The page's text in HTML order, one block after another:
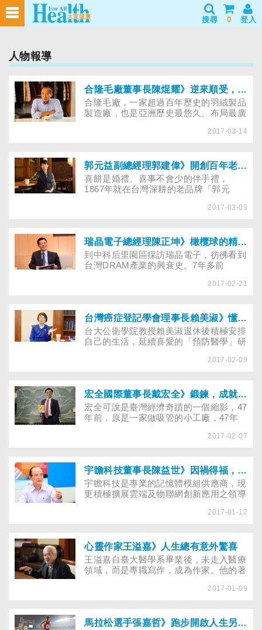
搜尋 0 登入
人物報導
合隆毛廠董事長陳焜耀》逆來順受，有捨才能有得！
合隆毛廠，一家超過百年歷史的羽絨製品
製造廠，也是亞洲歷史最悠久、布局最廣
隆毛廠卻曾因分家，客戶大量流失，導致
有夕陽腦袋，為這個產業求創新突破，終
於找到羽絨產業的一片天……
2017-03-14
郭元益副總經理郭建偉》開創百年老店的新頁
喜餅是婚禮、喜事不會少的伴手禮，
1867年就在台灣深耕的老品牌「郭元
年「郭元益」也在轉型，不只留著喜餅的
「老手藝」等舊印象，其實近年來郭元益
已逐漸轉型，在既有的古風中加入新潮的
元素，讓傳統跟新意同時併存於品牌精神
中。而這些轉型的規畫與安排，和家族第
2017-03-03
瑞晶電子總經理陳正坤》橄欖球的精神，帶企業走過低潮！
到中科后里園區採訪瑞晶電子，彷彿看到
台灣DRAM產業的興衰史。7年多前
電子，有著當時DRAM產業的富爸爸力晶
專業經理人的總經理陳正坤原本懷著雄心
壯志，只是產業似乎已無力回到過去榮
景。年輕時愛打橄欖球的他，在產業低潮
時間，與員工同甘共苦，就像橄欖球員在
場上奮力拚戰。他永遠記得，當初應徵第
因為主考官認為：一個會打橄欖球的年輕
人，大概什麼事都能做到……
2017-02-21
台灣癌症登記學會理事長賴美淑》懂老，理解「善終」是最可貴的道理
台大公衛學院教授賴美淑退休後積極安排
自己的生活，延續喜愛的「預防醫學」研
預防醫學領域的訓練，讓她很早就「懂
和，不一定要安排很多的治療打亂他們的
平衡，「能善終」會是人生最大的願
望……
2017-02-09
宏全國際董事長戴宏全》鍛鍊，成就更好的自己！
宏全可說是臺灣經濟奇蹟的一個縮影，47
年前，原是一家做吸管的小工廠，47年
亞洲最大的瓶蓋公司邁進。接下父親重擔
得經營事業就像鍛鍊身體，經過撞牆期
後，強度增加，會發現人的潛能無窮……
2017-02-07
宇瞻科技董事長陳益世》因禍得福，逆境中的領悟
宇瞻科技是專業的記憶體模組供應商，現
更積極擴展雲端及物聯網創新應用之領導
碟、消費性數位產品以及物聯網應用產品
出新局。一年前他的健康突然出了狀況，
讓他對於生命有另一層體悟……
2017-01-12
心靈作家王溢嘉》人生總有意外驚喜
王溢嘉自臺大醫學系畢業後，未走入醫療
領域，而是專職寫作，成為作家。他的著
《聯合報》讀書人年度推薦書，多篇文章
勵志書籍，讓他成為青少年的人生導師。
2017-01-09
馬拉松選手張嘉哲》跑步開啟人生另一片視野